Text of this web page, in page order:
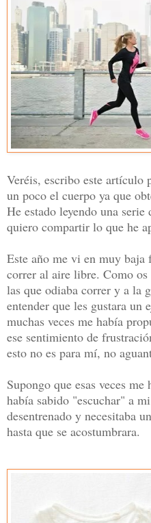
Veréis, escribo este artículo
un poco el cuerpo ya que
He estado leyendo una
quiero compartir lo que he
Este año me vi en muy baja
correr al aire libre. Como
las que odiaba correr y a la
entender que les gustara un
muchas veces me había
ese sentimiento de
esto no es para mí, no
Supongo que esas veces
había sabido "escuchar" a
desentrenado y necesitaba
hasta que se acostumbrara.